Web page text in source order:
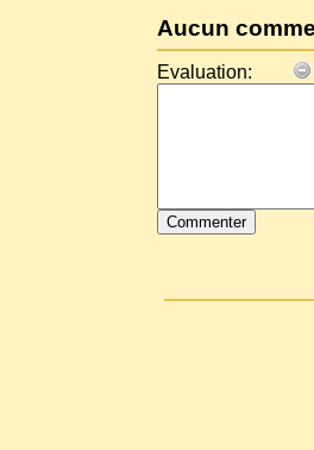
Aucun
Evaluation: